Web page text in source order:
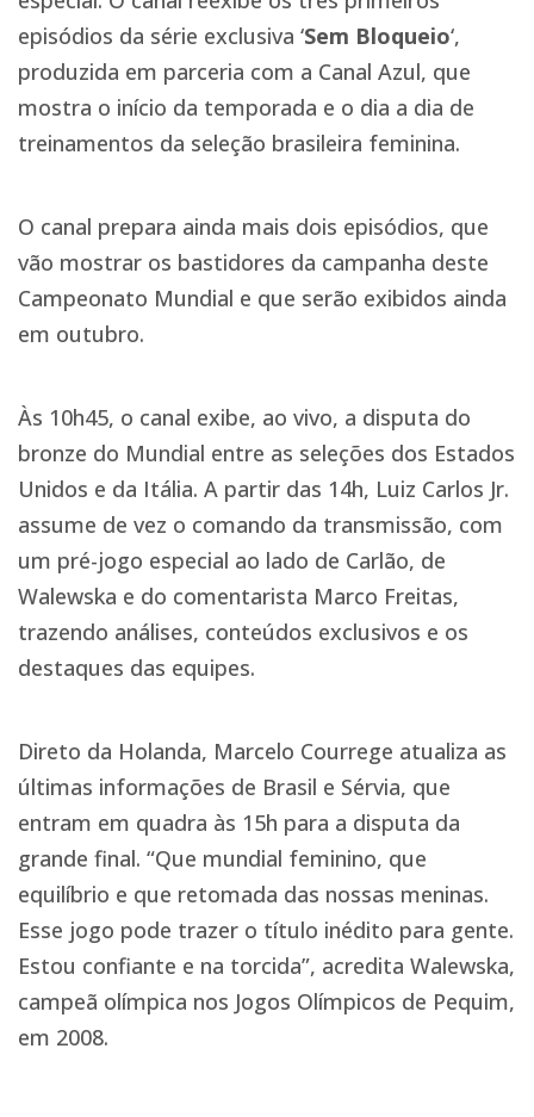
episódios da série exclusiva ‘Sem Bloqueio‘,
produzida em parceria com a Canal Azul, que
mostra o início da temporada e o dia a dia de
treinamentos da seleção brasileira feminina.
O canal prepara ainda mais dois episódios, que
vão mostrar os bastidores da campanha deste
Campeonato Mundial e que serão exibidos ainda
em outubro.
Às 10h45, o canal exibe, ao vivo, a disputa do
bronze do Mundial entre as seleções dos Estados
Unidos e da Itália. A partir das 14h, Luiz Carlos Jr.
assume de vez o comando da transmissão, com
um pré-jogo especial ao lado de Carlão, de
Walewska e do comentarista Marco Freitas,
trazendo análises, conteúdos exclusivos e os
destaques das equipes.
Direto da Holanda, Marcelo Courrege atualiza as
últimas informações de Brasil e Sérvia, que
entram em quadra às 15h para a disputa da
grande final. “Que mundial feminino, que
equilíbrio e que retomada das nossas meninas.
Esse jogo pode trazer o título inédito para gente.
Estou confiante e na torcida”, acredita Walewska,
campeã olímpica nos Jogos Olímpicos de Pequim,
em 2008.